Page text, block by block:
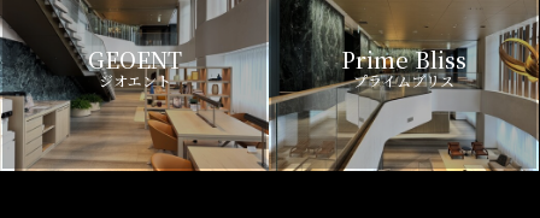
GEOENT
ジオエント
Prime Bliss
プライムブリス